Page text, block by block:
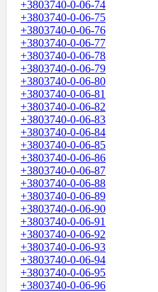
+3803740-0-06-74
+3803740-0-06-75
+3803740-0-06-76
+3803740-0-06-77
+3803740-0-06-78
+3803740-0-06-79
+3803740-0-06-80
+3803740-0-06-81
+3803740-0-06-82
+3803740-0-06-83
+3803740-0-06-84
+3803740-0-06-85
+3803740-0-06-86
+3803740-0-06-87
+3803740-0-06-88
+3803740-0-06-89
+3803740-0-06-90
+3803740-0-06-91
+3803740-0-06-92
+3803740-0-06-93
+3803740-0-06-94
+3803740-0-06-95
+3803740-0-06-96